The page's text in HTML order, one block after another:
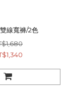
線寬褲/2色